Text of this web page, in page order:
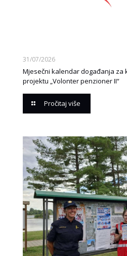
31/07/2026
Mjesečni kalendar događanja za
projektu „Volonter penzioner II“
Pročitaj više